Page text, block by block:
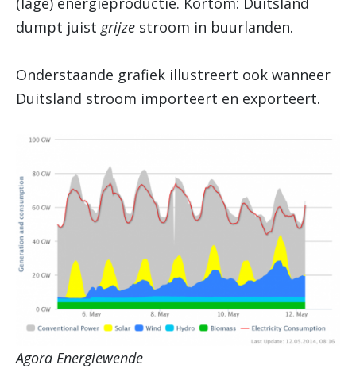
dumpt juist grijze stroom in buurlanden.
Onderstaande grafiek illustreert ook wanneer
Duitsland stroom importeert en exporteert.
Agora Energiewende